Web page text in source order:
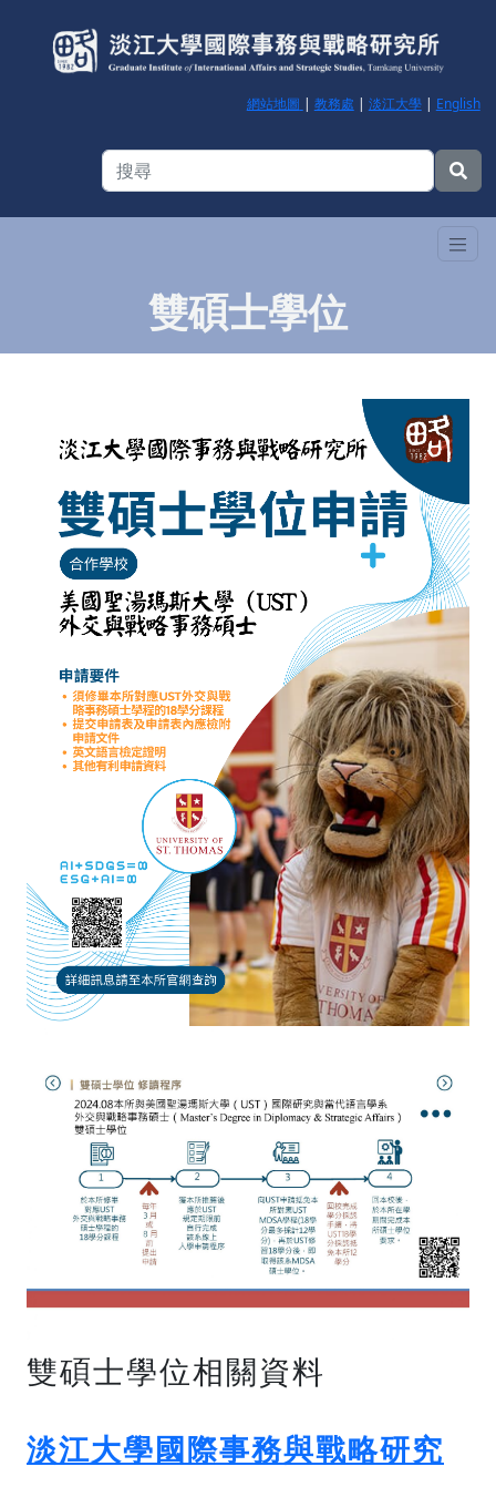
網站地圖 | 教務處 | 淡江大學| English
雙碩士學位
雙碩士學位相關資料
淡江大學國際事務與戰略研究